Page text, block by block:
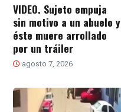
VIDEO. Sujeto empuja
sin motivo a un abuelo y
éste muere arrollado
por un tráiler
agosto 7, 2026